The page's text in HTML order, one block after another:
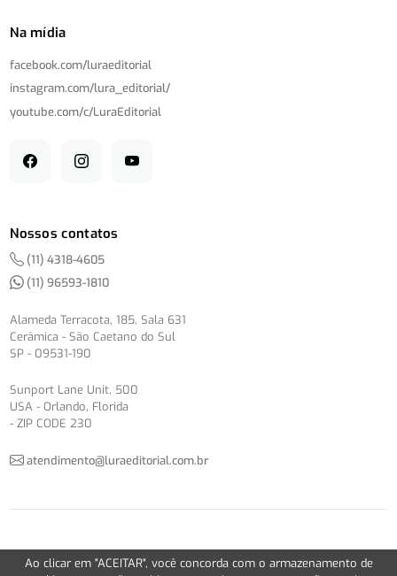
Na mídia
facebook.com/luraeditorial
instagram.com/lura_editorial/
youtube.com/c/LuraEditorial
Nossos contatos
(11) 4318-4605
(11) 96593-1810
Alameda Terracota, 185, Sala 631
Cerâmica - São Caetano do Sul
SP - 09531-190
Sunport Lane Unit, 500
USA - Orlando, Florida
- ZIP CODE 230
atendimento@luraeditorial.com.br
© Copyright 2012-2026 -Política de Privacidade
Ao clicar em "ACEITAR", você concorda com o armazenamento de